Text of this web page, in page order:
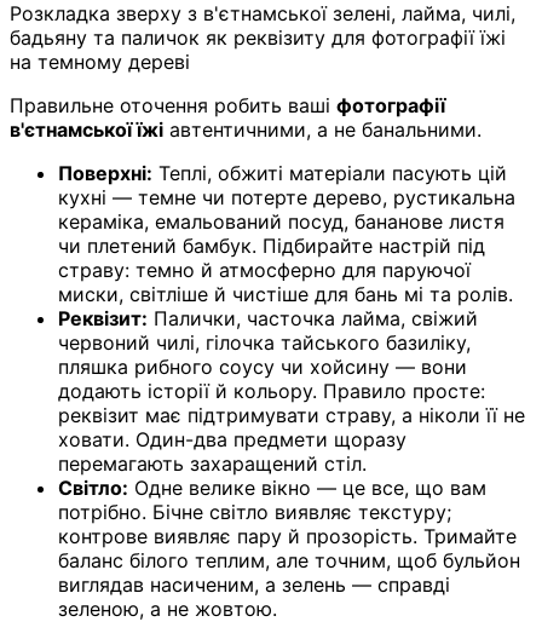
Розкладка зверху з в'єтнамської зелені, лайма, чилі,
бадьяну та паличок як реквізиту для фотографії їжі
на темному дереві
Правильне оточення робить ваші фотографії
в'єтнамської їжі автентичними, а не банальними.
Поверхні: Теплі, обжиті матеріали пасують цій
кухні — темне чи потерте дерево, рустикальна
кераміка, емальований посуд, бананове листя
чи плетений бамбук. Підбирайте настрій під
страву: темно й атмосферно для паруючої
миски, світліше й чистіше для бань мі та ролів.
Реквізит: Палички, часточка лайма, свіжий
червоний чилі, гілочка тайського базиліку,
пляшка рибного соусу чи хойсину — вони
додають історії й кольору. Правило просте:
реквізит має підтримувати страву, а ніколи її не
ховати. Один-два предмети щоразу
перемагають захаращений стіл.
Світло: Одне велике вікно — це все, що вам
потрібно. Бічне світло виявляє текстуру;
контрове виявляє пару й прозорість. Тримайте
баланс білого теплим, але точним, щоб бульйон
виглядав насиченим, а зелень — справді
зеленою, а не жовтою.